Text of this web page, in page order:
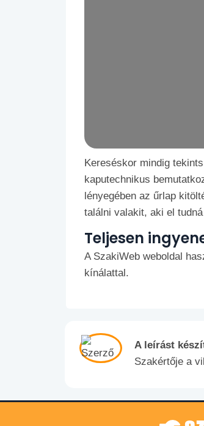
Kereséskor mindig
kaputechnikus
lényegében az űrlap
találni valakit, aki el
Teljesen
A SzakiWeb weboldal
kínálattal.
A leírást
Szakértője a